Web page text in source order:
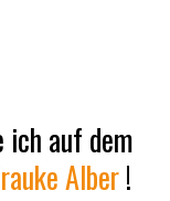
auf dem
Alber!